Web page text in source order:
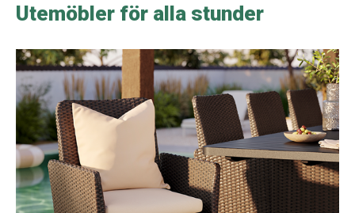
Utemöbler för alla stunder